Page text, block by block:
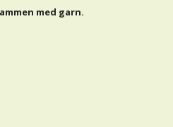
med garn.